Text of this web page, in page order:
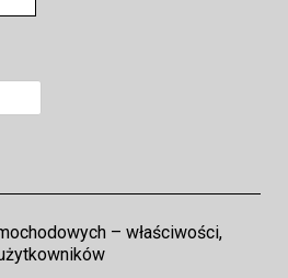
– właściwości,